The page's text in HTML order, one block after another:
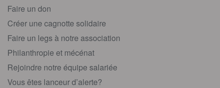
Faire un don
Créer une cagnotte solidaire
Faire un legs à notre association
Philanthropie et mécénat
Rejoindre notre équipe salariée
Vous êtes lanceur d’alerte?